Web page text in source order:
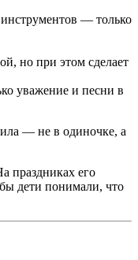
— только
но при этом сделает
уважение и песни в
— не в одиночке, а
праздниках его
дети понимали, что